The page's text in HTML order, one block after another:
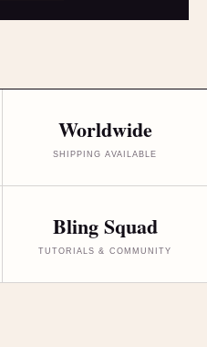
Worldwide
SHIPPING AVAILABLE
Bling Squad
TUTORIALS & COMMUNITY